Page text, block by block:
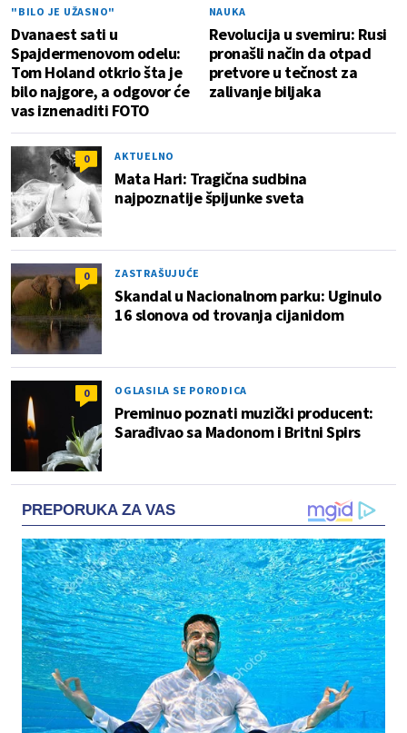
"BILO JE UŽASNO"
Dvanaest sati u
Spajdermenovom odelu:
Tom Holand otkrio šta je
bilo najgore, a odgovor će
vas iznenaditi FOTO
NAUKA
Revolucija u svemiru: Rusi
pronašli način da otpad
pretvore u tečnost za
zalivanje biljaka
0 AKTUELNO
Mata Hari: Tragična sudbina
najpoznatije špijunke sveta
0 ZASTRAŠUJUĆE
Skandal u Nacionalnom parku: Uginulo
16 slonova od trovanja cijanidom
0 OGLASILA SE PORODICA
Preminuo poznati muzički producent:
Sarađivao sa Madonom i Britni Spirs
PREPORUKA ZA VAS